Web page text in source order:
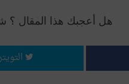
هل أعجبك هذا المقال ؟